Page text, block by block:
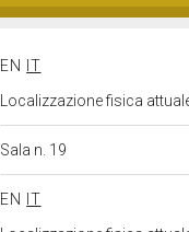
EN
IT
Localizzazione fisica
Sala n. 19
EN
IT